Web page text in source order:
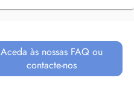
Aceda às nossas FAQ ou
contacte-nos